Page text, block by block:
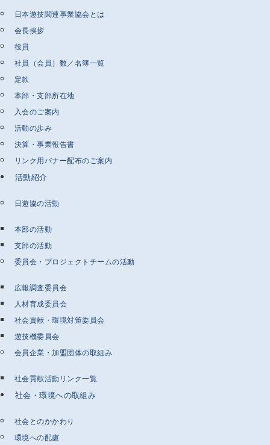
日本遊技関連事業協会とは
会長挨拶
役員
社員（会員）数／名簿一覧
定款
本部・支部所在地
入会のご案内
活動の歩み
決算・事業報告書
リンク用バナー配布のご案内
活動紹介
日遊協の活動
本部の活動
支部の活動
委員会・プロジェクトチームの活動
広報調査委員会
人材育成委員会
社会貢献・環境対策委員会
遊技機委員会
会員企業・加盟団体の取組み
社会貢献活動リンク一覧
社会・環境への取組み
社会とのかかわり
環境への配慮